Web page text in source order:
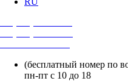
(бесплатный номер по
пн-пт с 10 до 18